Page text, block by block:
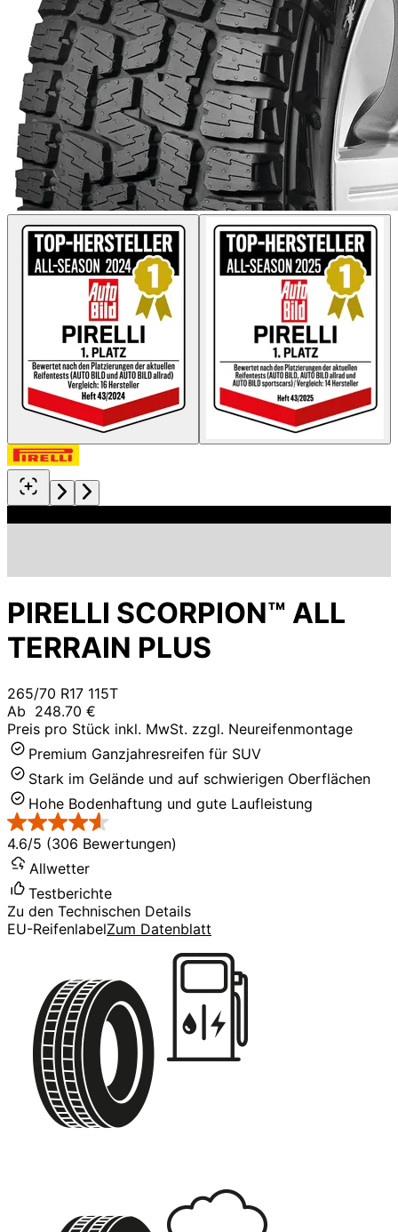
PIRELLI SCORPION™ ALL
TERRAIN PLUS
265/70 R17 115T
Ab 248.70 €
Preis pro Stück inkl. MwSt. zzgl. Neureifenmontage
Premium Ganzjahresreifen für SUV
Stark im Gelände und auf schwierigen Oberflächen
Hohe Bodenhaftung und gute Laufleistung
4.6/5 (306 Bewertungen)
Allwetter
Testberichte
Zu den Technischen Details
EU-ReifenlabelZum Datenblatt